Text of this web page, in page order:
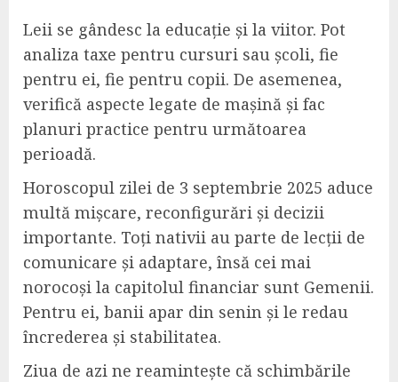
Leii se gândesc la educație și la viitor. Pot
analiza taxe pentru cursuri sau școli, fie
pentru ei, fie pentru copii. De asemenea,
verifică aspecte legate de mașină și fac
planuri practice pentru următoarea
perioadă.
Horoscopul zilei de 3 septembrie 2025 aduce
multă mișcare, reconfigurări și decizii
importante. Toți nativii au parte de lecții de
comunicare și adaptare, însă cei mai
norocoși la capitolul financiar sunt Gemenii.
Pentru ei, banii apar din senin și le redau
încrederea și stabilitatea.
Ziua de azi ne reamintește că schimbările